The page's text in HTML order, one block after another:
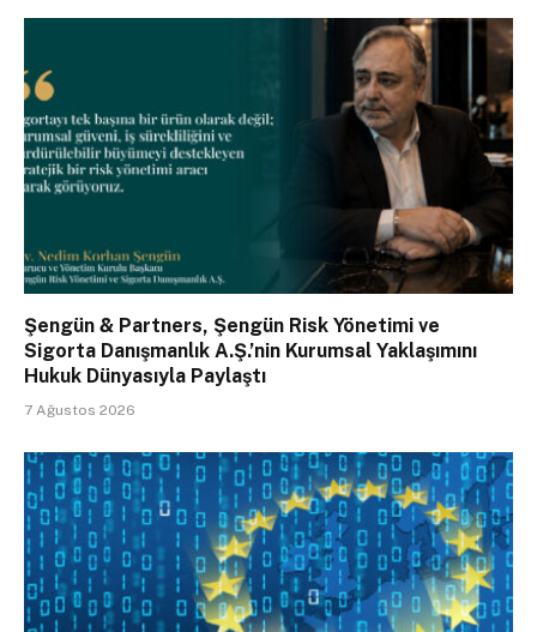
Şengün & Partners, Şengün Risk Yönetimi ve
Sigorta Danışmanlık A.Ş.’nin Kurumsal Yaklaşımını
Hukuk Dünyasıyla Paylaştı
7 Ağustos 2026